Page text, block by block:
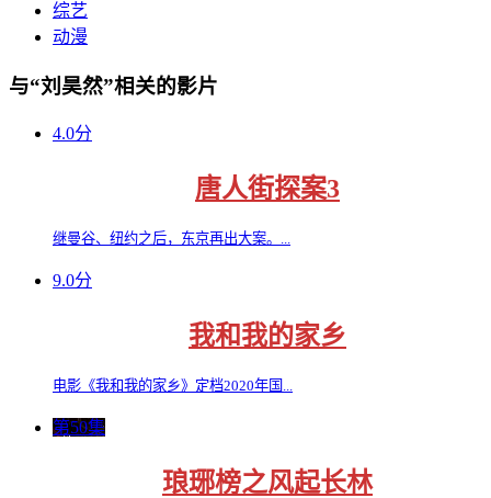
综艺
动漫
与“刘昊然”相关的影片
4.0分
唐人街探案3
继曼谷、纽约之后，东京再出大案。...
9.0分
我和我的家乡
电影《我和我的家乡》定档2020年国...
第50集
琅琊榜之风起长林